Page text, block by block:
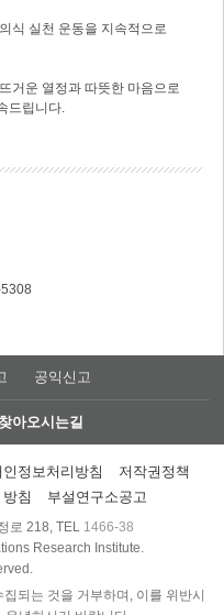
식 실천 운동을 지속적으로
거운 열정과 따뜻한 마음으로
드립니다.
공익신고
찾아오시는길
정보처리방침
저작권정책
침
부설연구소공고
로 218, TEL 1466-38
Research Institute.
되는 것을 거부하며, 이를 위반시